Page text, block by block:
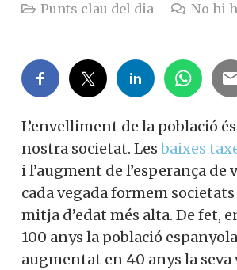
Punts clau del dia
No hi
L’envelliment de la població
nostra societat. Lesbaixes
i l’augment de l’esperança de
cada vegada formem
mitja d’edat més alta. De fet,
100 anys la població
augmentat en 40 anys la seva